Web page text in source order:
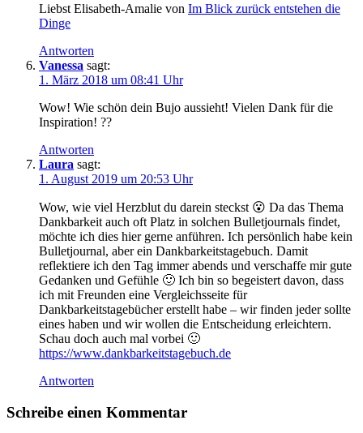
Liebst Elisabeth-Amalie von Im Blick zurück entstehen die
Dinge
Antworten
Vanessa sagt:
1. März 2018 um 08:41 Uhr
Wow! Wie schön dein Bujo aussieht! Vielen Dank für die
Inspiration! ??
Antworten
Laura sagt:
1. August 2019 um 20:53 Uhr
Wow, wie viel Herzblut du darein steckst 😮 Da das Thema
Dankbarkeit auch oft Platz in solchen Bulletjournals findet,
möchte ich dies hier gerne anführen. Ich persönlich habe kein
Bulletjournal, aber ein Dankbarkeitstagebuch. Damit
reflektiere ich den Tag immer abends und verschaffe mir gute
Gedanken und Gefühle 🙂 Ich bin so begeistert davon, dass
ich mit Freunden eine Vergleichsseite für
Dankbarkeitstagebücher erstellt habe – wir finden jeder sollte
eines haben und wir wollen die Entscheidung erleichtern.
Schau doch auch mal vorbei 🙂
https://www.dankbarkeitstagebuch.de
Antworten
Schreibe einen Kommentar